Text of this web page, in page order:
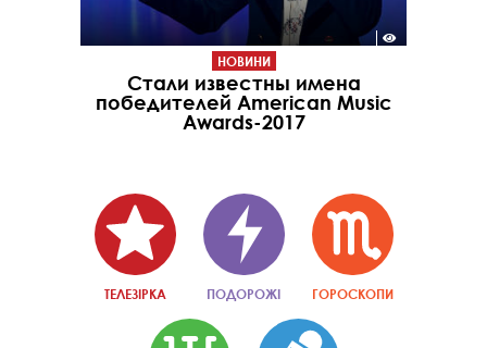
НОВИНИ
Стали известны имена
победителей American Music
Awards-2017
ТЕЛЕЗІРКА ПОДОРОЖІ ГОРОСКОПИ